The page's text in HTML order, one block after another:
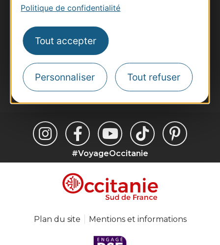
Politique de confidentialité
Tout accepter
Personnaliser Tout refuser
Voyagistes
Destination Sport
Inscrivez-vous à la lettre d'information
Destination Occitanie pour recevoir des
suggestions de séjours, de visites et de sorties.
Je m'abonne
#VoyageOccitanie
Plan du site Mentions et informations